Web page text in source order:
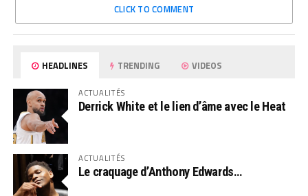
CLICK TO COMMENT
HEADLINES TRENDING VIDEOS
ACTUALITÉS
Derrick White et le lien d’âme avec le Heat
ACTUALITÉS
Le craquage d’Anthony Edwards…